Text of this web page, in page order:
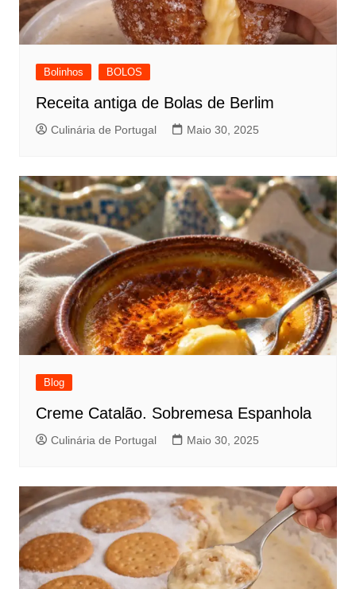
Bolinhos BOLOS
Receita antiga de Bolas de Berlim
Culinária de Portugal Maio 30, 2025
Blog
Creme Catalão. Sobremesa Espanhola
Culinária de Portugal Maio 30, 2025